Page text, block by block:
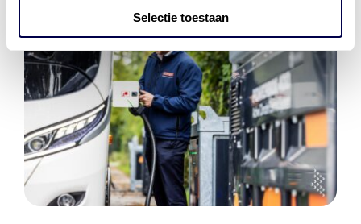
Selectie toestaan